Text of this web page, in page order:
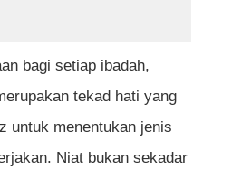
bagi setiap ibadah,
tekad hati yang
untuk menentukan jenis
Niat bukan sekadar